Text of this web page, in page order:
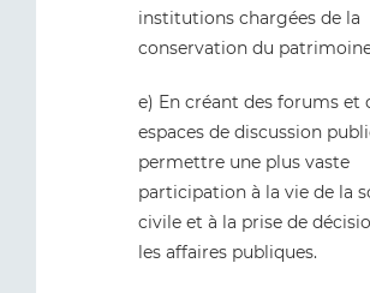
institutions chargées de la
conservation du
e) En créant des forums et
espaces de discussion
permettre une plus vaste
participation à la vie de la
civile et à la prise de
les affaires publiques.